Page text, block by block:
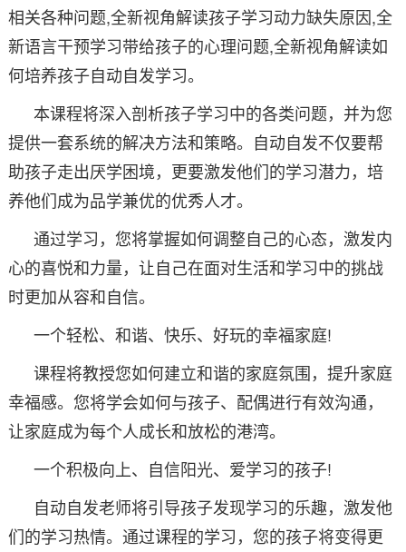
相关各种问题,全新视角解读孩子学习动力缺失原因,全
新语言干预学习带给孩子的心理问题,全新视角解读如
何培养孩子自动自发学习。
本课程将深入剖析孩子学习中的各类问题，并为您
提供一套系统的解决方法和策略。自动自发不仅要帮
助孩子走出厌学困境，更要激发他们的学习潜力，培
养他们成为品学兼优的优秀人才。
通过学习，您将掌握如何调整自己的心态，激发内
心的喜悦和力量，让自己在面对生活和学习中的挑战
时更加从容和自信。
一个轻松、和谐、快乐、好玩的幸福家庭!
课程将教授您如何建立和谐的家庭氛围，提升家庭
幸福感。您将学会如何与孩子、配偶进行有效沟通，
让家庭成为每个人成长和放松的港湾。
一个积极向上、自信阳光、爱学习的孩子!
自动自发老师将引导孩子发现学习的乐趣，激发他
们的学习热情。通过课程的学习，您的孩子将变得更